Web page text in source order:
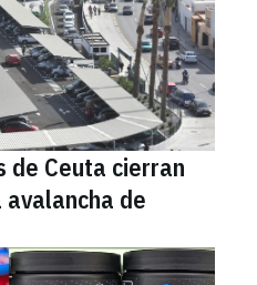
de Ceuta cierran
de